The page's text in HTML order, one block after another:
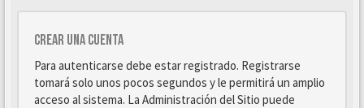
Crear una cuenta
Para autenticarse debe estar registrado. Registrarse
tomará solo unos pocos segundos y le permitirá un amplio
acceso al sistema. La Administración del Sitio puede